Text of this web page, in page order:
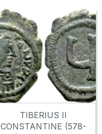
TIBERIUS II
CONSTANTINE (578-